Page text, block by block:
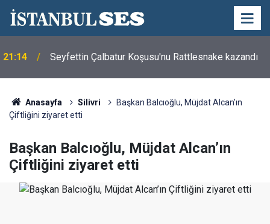
21:14 Seyfettin Çalbatur Koşusu'nu Rattlesnake kazandı
Anasayfa Silivri
Başkan Balcıoğlu, Müjdat Alcan’ın
Çiftliğini ziyaret etti
Başkan Balcıoğlu, Müjdat Alcan’ın
Çiftliğini ziyaret etti